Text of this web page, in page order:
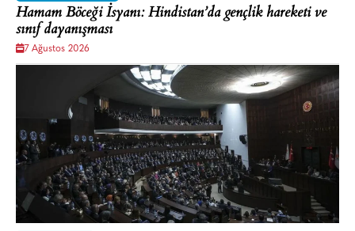
Hamam Böceği İsyanı: Hindistan’da gençlik hareketi ve
sınıf dayanışması
7 Ağustos 2026